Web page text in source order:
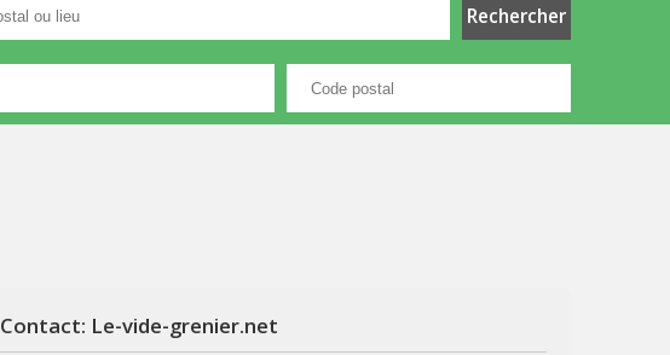
Contact: Le-vide-grenier.net